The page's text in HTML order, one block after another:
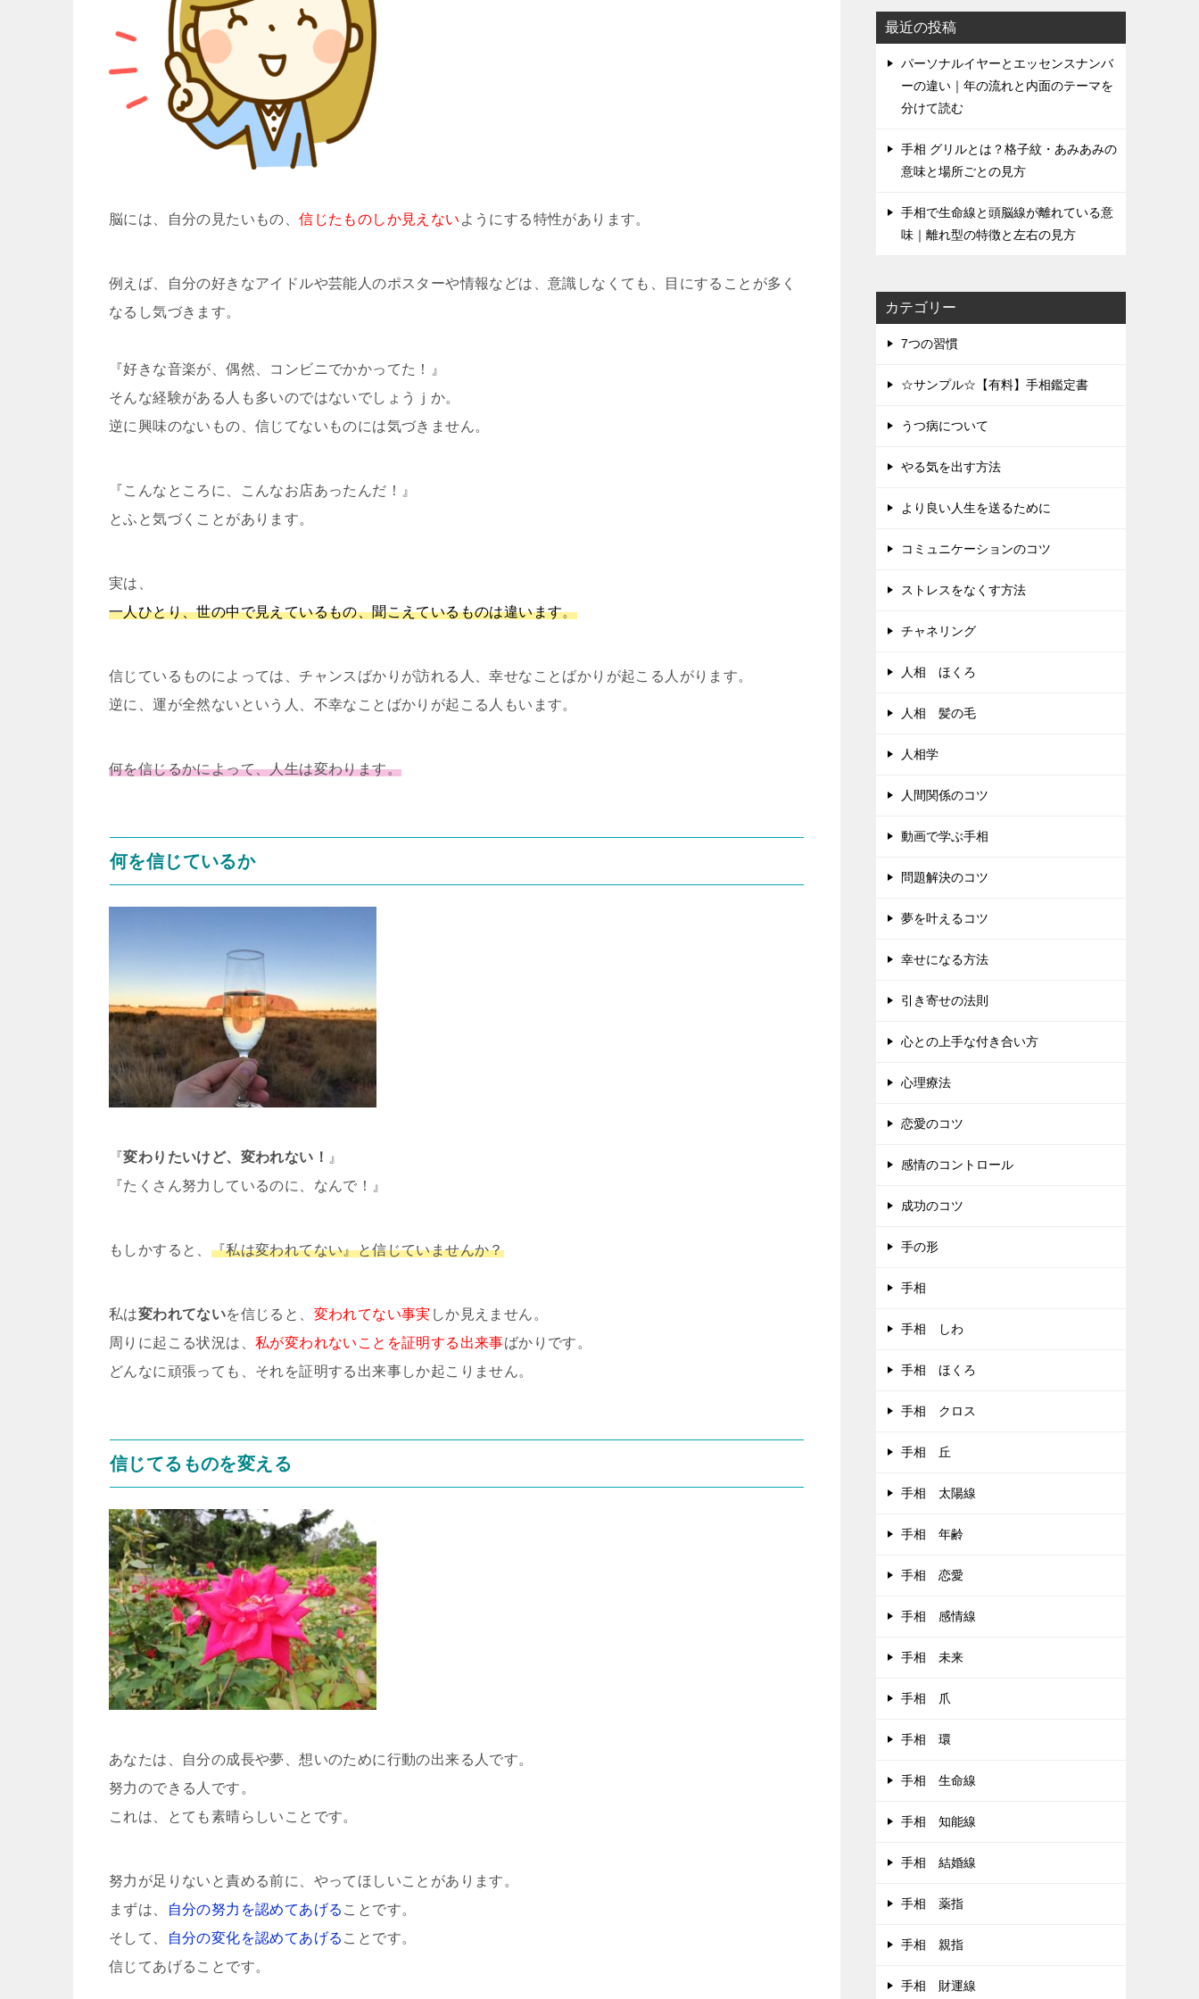
脳には、自分の見たいもの、信じたものしか見えない ようにする特性があります。
例えば、自分の好きなアイドルや芸能人のポスターや情報などは、意識しなくても、目にすることが多く
なるし気づきます。
『好きな音楽が、偶然、コンビニでかかってた！』
そんな経験がある人も多いのではないでしょうｊか。
逆に興味のないもの、信じてないものには気づきません。
『こんなところに、こんなお店あったんだ！』
とふと気づくことがあります。
実は、
一人ひとり、世の中で見えているもの、聞こえているものは違います。
信じているものによっては、チャンスばかりが訪れる人、幸せなことばかりが起こる人がります。
逆に、運が全然ないという人、不幸なことばかりが起こる人もいます。
何を信じるかによって、人生は変わります。
何を信じているか
『変わりたいけど、変われない！ 』
『たくさん努力しているのに、なんで！』
もしかすると、 『私は変われてない』と信じていませんか？
私は変われてないを信じると、 変われてない事実 しか見えません。
周りに起こる状況は、 私が変われないことを証明する出来事ばかりです。
どんなに頑張っても、それを証明する出来事しか起こりません。
信じてるものを変える
あなたは、自分の成長や夢、想いのために行動の出来る人です。
努力のできる人です。
これは、とても素晴らしいことです。
努力が足りないと責める前に、やってほしいことがあります。
まずは、
自分の努力を認めてあげる ことです。
そして、
自分の変化を認めてあげる ことです。
信じてあげることです。
最近の投稿
パーソナルイヤーとエッセンスナンバ
ーの違い｜年の流れと内面のテーマを
分けて読む
手相 グリルとは？格子紋・あみあみの
意味と場所ごとの見方
手相で生命線と頭脳線が離れている意
味｜離れ型の特徴と左右の見方
カテゴリー
7つの習慣
☆サンプル☆【有料】手相鑑定書
うつ病について
やる気を出す方法
より良い人生を送るために
コミュニケーションのコツ
ストレスをなくす方法
チャネリング
人相 ほくろ
人相 髪の毛
人相学
人間関係のコツ
動画で学ぶ手相
問題解決のコツ
夢を叶えるコツ
幸せになる方法
引き寄せの法則
心との上手な付き合い方
心理療法
恋愛のコツ
感情のコントロール
成功のコツ
手の形
手相
手相 しわ
手相 ほくろ
手相 クロス
手相 丘
手相 太陽線
手相 年齢
手相 恋愛
手相 感情線
手相 未来
手相 爪
手相 環
手相 生命線
手相 知能線
手相 結婚線
手相 薬指
手相 親指
手相 財運線